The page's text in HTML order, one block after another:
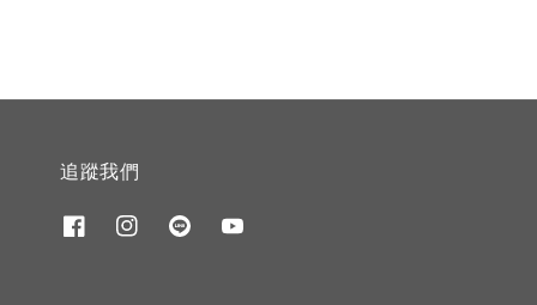
追蹤我們